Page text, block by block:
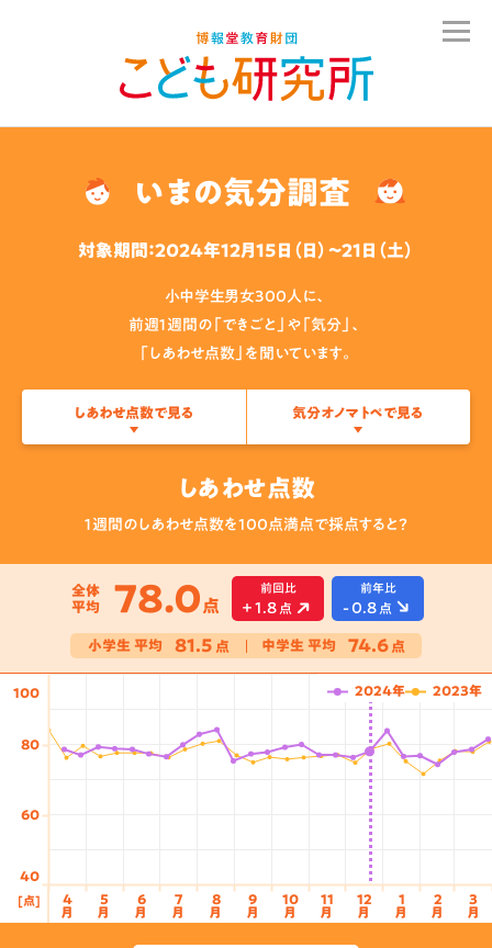
いまの気分調査
対象期間：2024年12月15日（日）〜21日（土）
小中学生男女300人に、
前週１週間の「できごと」や「気分」、
「しあわせ点数」を聞いています。
しあわせ点数で見る 気分オノマトペで見る
しあわせ点数
１週間のしあわせ点数を100点満点で採点すると？
全体
平均
78.0 点
前回比
+ 1.8 点
前年比
-0.8 点
小学生 平均 81.5 点 中学生 平均 74.6 点
4月 5月 6月 7月 8月 9月 10月 11月 12月 1月 2月 3月
40
60
80
100 2023年
2024年
[点]
4
月
5
月
6
月
7
月
8
月
9
月
10
月
11
月
12
月
1
月
2
月
3
月